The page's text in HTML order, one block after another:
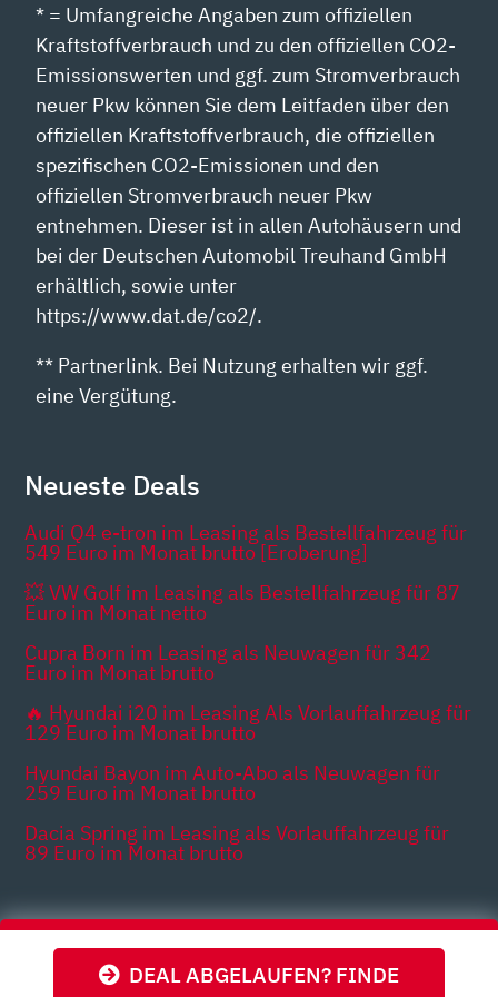
DEAL ABGELAUFEN? FINDE
* = Umfangreiche Angaben zum offiziellen
Kraftstoffverbrauch und zu den offiziellen CO2-
Emissionswerten und ggf. zum Stromverbrauch
neuer Pkw können Sie dem Leitfaden über den
offiziellen Kraftstoffverbrauch, die offiziellen
spezifischen CO2-Emissionen und den
offiziellen Stromverbrauch neuer Pkw
entnehmen. Dieser ist in allen Autohäusern und
bei der Deutschen Automobil Treuhand GmbH
erhältlich, sowie unter
https://www.dat.de/co2/.
** Partnerlink. Bei Nutzung erhalten wir ggf.
eine Vergütung.
Neueste Deals
Audi Q4 e-tron im Leasing als Bestellfahrzeug für
549 Euro im Monat brutto [Eroberung]
💥 VW Golf im Leasing als Bestellfahrzeug für 87
Euro im Monat netto
Cupra Born im Leasing als Neuwagen für 342
Euro im Monat brutto
🔥 Hyundai i20 im Leasing Als Vorlauffahrzeug für
129 Euro im Monat brutto
Hyundai Bayon im Auto-Abo als Neuwagen für
259 Euro im Monat brutto
Dacia Spring im Leasing als Vorlauffahrzeug für
89 Euro im Monat brutto